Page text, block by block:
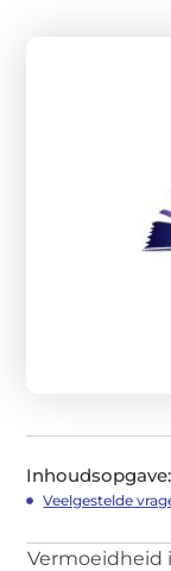
Inhoudsopgave:
Veelgestelde
Vermoeidheid